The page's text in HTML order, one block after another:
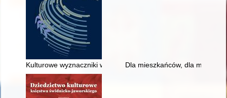
Kulturowe wyznaczniki wizerunku nowoczesnej Polki w
Dla mieszkańców, dla miasta :